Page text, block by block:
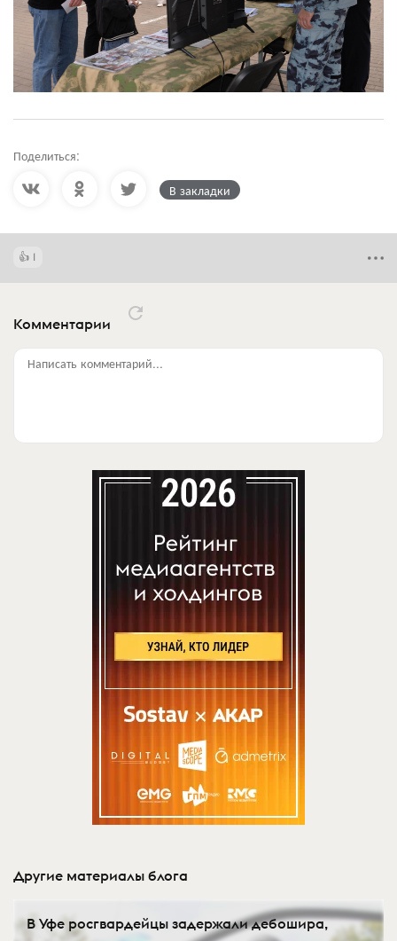
Поделиться:
В закладки
1
Комментарии
Написать комментарий...
Другие материалы блога
В Уфе росгвардейцы задержали дебошира,